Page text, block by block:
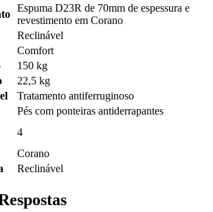
Espuma D23R de 70mm de espessura e
revestimento em Corano
Reclinável
Comfort
150 kg
22,5 kg
Tratamento antiferruginoso
Pés com ponteiras antiderrapantes
4
Corano
Reclinável